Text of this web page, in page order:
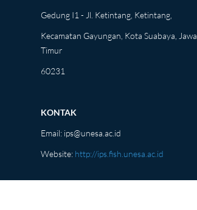
Gedung I1 - Jl. Ketintang, Ketintang,
Kecamatan Gayungan, Kota Suabaya, Jawa
Timur
60231
KONTAK
Email: ips@unesa.ac.id
Website: http://ips.fish.unesa.ac.id